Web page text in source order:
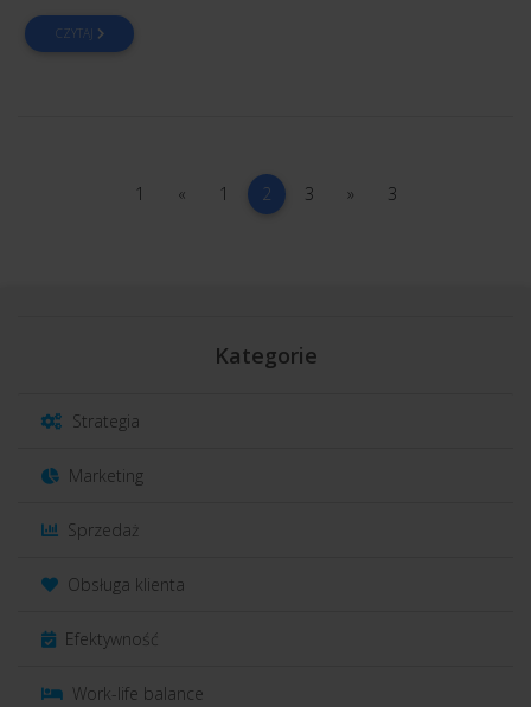
CZYTAJ
1 «poprzednia
1 2(current)
33 »następna
33
Kategorie
Strategia
Marketing
Sprzedaż
Obsługa klienta
Efektywność
Work-life balance